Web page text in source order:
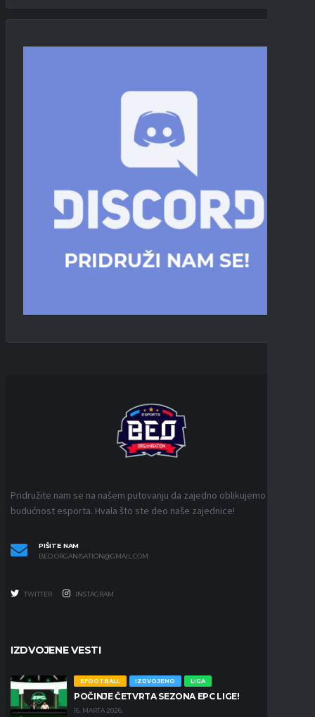
Pridružite nam se na našem putovanju da zajedno oblikujemo
budućnost esporta. Hvala što ste deo naše zajednice!
PIŠITE NAM
BEO.ORGANISATION@GMAIL.COM
TWITTER INSTAGRAM
IZDVOJENE VESTI
EFOOTBALL IZDVOJENO LIGA
POČINJE ČETVRTA SEZONA EPC LIGE!
16. MARTA 2026.